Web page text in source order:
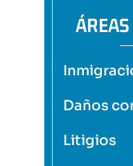
ÁREAS
Daños
Litigios